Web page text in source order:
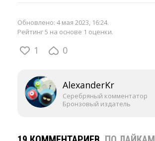
Обновлено: 4 мая 2023, 16:24.
Рейтинг 5 на основе 1 оценки.
1 0
AlexanderKr
Серебряный комментатор
Бронзовый издатель